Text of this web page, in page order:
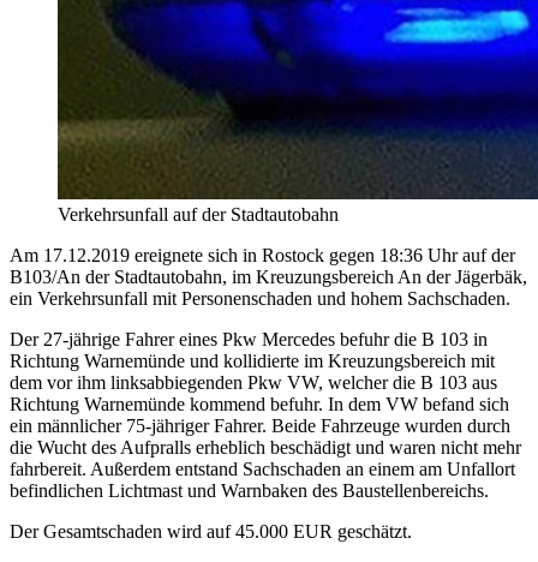
Verkehrsunfall auf der Stadtautobahn
Am 17.12.2019 ereignete sich in Rostock gegen 18:36 Uhr auf der
B103/An der Stadtautobahn, im Kreuzungsbereich An der Jägerbäk,
ein Verkehrsunfall mit Personenschaden und hohem Sachschaden.
Der 27-jährige Fahrer eines Pkw Mercedes befuhr die B 103 in
Richtung Warnemünde und kollidierte im Kreuzungsbereich mit
dem vor ihm linksabbiegenden Pkw VW, welcher die B 103 aus
Richtung Warnemünde kommend befuhr. In dem VW befand sich
ein männlicher 75-jähriger Fahrer. Beide Fahrzeuge wurden durch
die Wucht des Aufpralls erheblich beschädigt und waren nicht mehr
fahrbereit. Außerdem entstand Sachschaden an einem am Unfallort
befindlichen Lichtmast und Warnbaken des Baustellenbereichs.
Der Gesamtschaden wird auf 45.000 EUR geschätzt.